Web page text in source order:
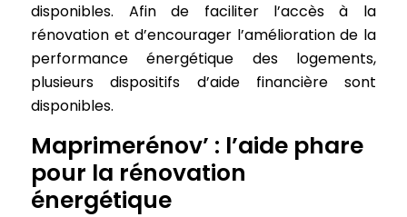
disponibles. Afin de faciliter l’accès à la
rénovation et d’encourager l’amélioration de la
performance énergétique des logements,
plusieurs dispositifs d’aide financière sont
disponibles.
Maprimerénov’ : l’aide phare
pour la rénovation
énergétique